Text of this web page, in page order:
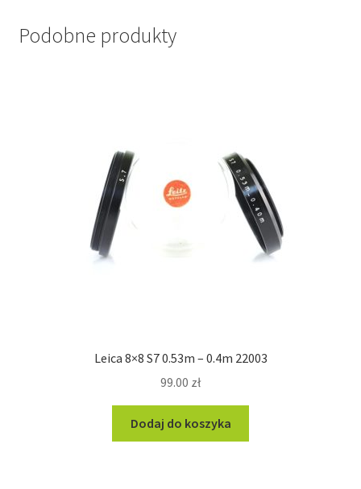
Podobne produkty
Leica 8×8 S7 0.53m – 0.4m 22003
99.00 zł
Dodaj do koszyka